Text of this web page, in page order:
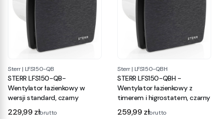
Sterr| LFS150-QB
STERR LFS150-QB-
Wentylator łazienkowy w
wersji standard, czarny
Cena
229,99 złbrutto
Sterr| LFS150-QBH
STERR LFS150-QBH -
Wentylator łazienkowy z
timerem i higrostatem, czarny
Cena
259,99 złbrutto